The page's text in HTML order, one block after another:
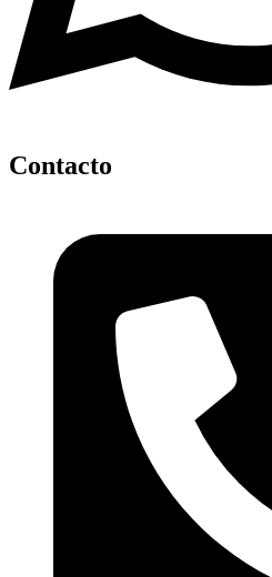
Contacto